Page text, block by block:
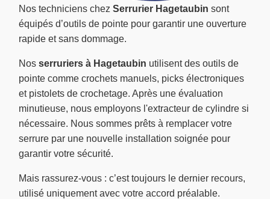
Nos techniciens chez Serrurier Hagetaubin sont
équipés d’outils de pointe pour garantir une ouverture
rapide et sans dommage.
Nos serruriers à Hagetaubin utilisent des outils de
pointe comme crochets manuels, picks électroniques
et pistolets de crochetage. Après une évaluation
minutieuse, nous employons l'extracteur de cylindre si
nécessaire. Nous sommes prêts à remplacer votre
serrure par une nouvelle installation soignée pour
garantir votre sécurité.
Mais rassurez-vous : c’est toujours le dernier recours,
utilisé uniquement avec votre accord préalable.